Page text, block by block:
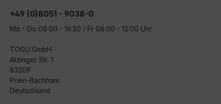
+49 (0)8051 - 9038-0
Mo - Do 08:00 - 16:30 / Fr 08:00 - 12:00 Uhr
TOGU GmbH
Atzinger Str. 1
83209
Prien-Bachham
Deutschland